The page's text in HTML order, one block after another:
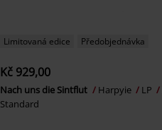
Limitovaná edice Předobjednávka
Kč 929,00
Nach uns die Sintflut Harpyie LP
Standard